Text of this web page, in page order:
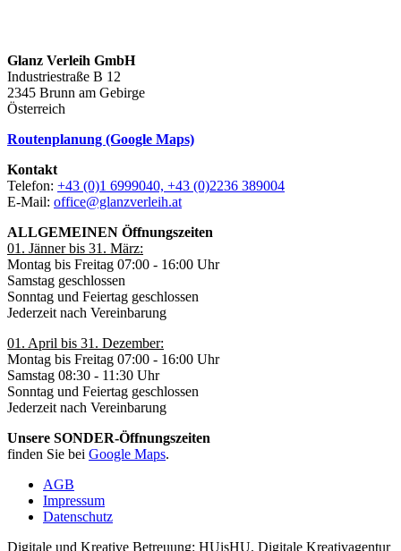
Glanz Verleih GmbH
Industriestraße B 12
2345 Brunn am Gebirge
Österreich
Routenplanung (Google Maps)
Kontakt
Telefon: +43 (0)1 6999040, +43 (0)2236 389004
E-Mail: office@glanzverleih.at
ALLGEMEINEN Öffnungszeiten
01. Jänner bis 31. März:
Montag bis Freitag 07:00 - 16:00 Uhr
Samstag geschlossen
Sonntag und Feiertag geschlossen
Jederzeit nach Vereinbarung
01. April bis 31. Dezember:
Montag bis Freitag 07:00 - 16:00 Uhr
Samstag 08:30 - 11:30 Uhr
Sonntag und Feiertag geschlossen
Jederzeit nach Vereinbarung
Unsere SONDER-Öffnungszeiten
finden Sie bei Google Maps.
AGB
Impressum
Datenschutz
Digitale und Kreative Betreuung: HUisHU. Digitale Kreativagentur